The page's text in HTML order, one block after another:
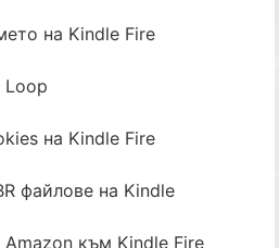
на Kindle Fire
Loop
на Kindle Fire
файлове на Kindle
Amazon към Kindle Fire